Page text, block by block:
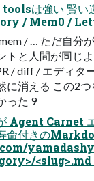
は強い 賢い
/ Mem0 /
/ … ただ自分
トと人間が同じ
/ diff / エディタ
に消える この2
った 9
Agent Carnet
命付きの
<slug>.md